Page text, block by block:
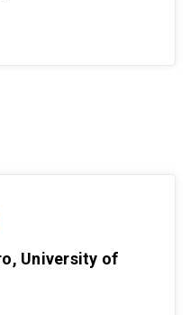
University of